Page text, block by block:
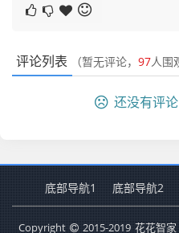
评论列表 （暂无评论， 97人围
还没有评
底部导航1 底部导航2
Copyright 2015-2019 花花智家